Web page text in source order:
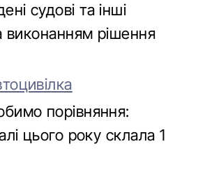
судові та інші
виконанням рішення
порівняння:
цього року склала 1